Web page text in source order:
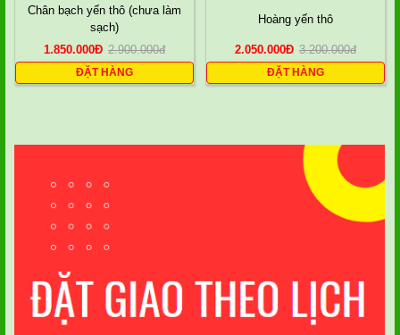
Chân bạch yến thô (chưa làm
sạch)
1.850.000Đ 2.900.000đ
ĐẶT HÀNG
Hoàng yến thô
2.050.000Đ 3.200.000đ
ĐẶT HÀNG